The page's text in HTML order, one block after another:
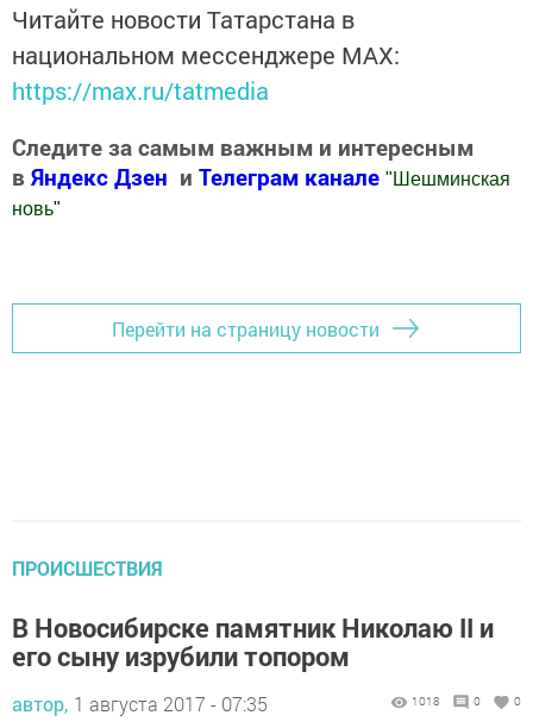
Читайте новости Татарстана в
национальном мессенджере MАХ:
https://max.ru/tatmedia
Следите за самым важным и интересным
в Яндекс Дзен и Телеграм канале " Шешминская
новь"
Перейти на страницу новости
ПРОИСШЕСТВИЯ
В Новосибирске памятник Николаю II и
его сыну изрубили топором
автор, 1 августа 2017 - 07:35 1018 0 0